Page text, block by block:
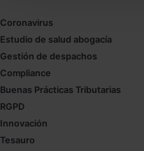
seleccionar solo
navegador. Si no
las que sean
Saber más acerca de
Coronavirus
Estudio de salud abogacía
Gestión de despachos
Compliance
Buenas Prácticas Tributarias
RGPD
Innovación
Tesauro